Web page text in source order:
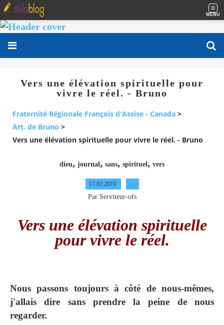
MENU
Vers une élévation spirituelle pour
vivre le réel. - Bruno
Fraternité Régionale François d'Assise - Canada >
Art. de Bruno >
Vers une élévation spirituelle pour vivre le réel. - Bruno
dieu, journal , sans, spirituel , vers
17.02.2019
Par Serviteur-ofs
Vers une élévation spirituelle
pour vivre le réel.
Nous passons toujours à côté de nous-mêmes,
j'allais dire sans prendre la peine de nous
regarder.